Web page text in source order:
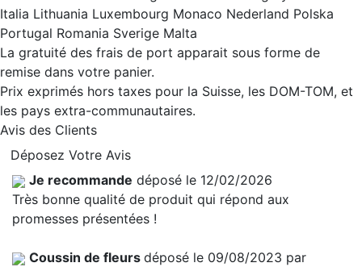
Italia Lithuania Luxembourg Monaco Nederland Polska
Portugal Romania Sverige Malta
La gratuité des frais de port apparait sous forme de
remise dans votre panier.
Prix exprimés hors taxes pour la Suisse, les DOM-TOM, et
les pays extra-communautaires.
Avis des Clients
Déposez Votre Avis
Je recommande déposé le 12/02/2026
Très bonne qualité de produit qui répond aux
promesses présentées !
Coussin de fleurs déposé le 09/08/2023 par